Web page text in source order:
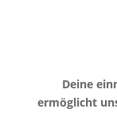
Deine
ermöglicht